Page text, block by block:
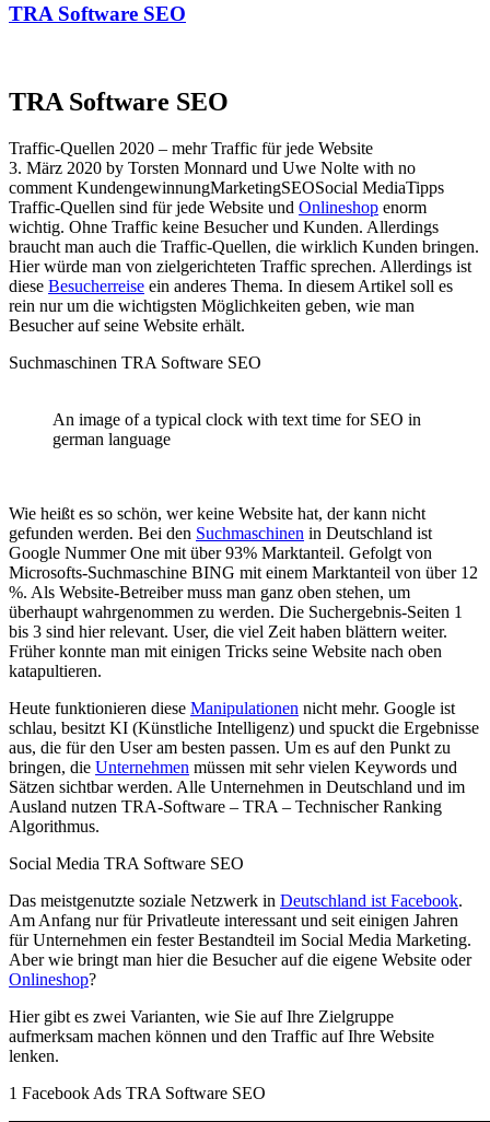
TRA Software SEO
TRA Software SEO
Traffic-Quellen 2020 – mehr Traffic für jede Website
3. März 2020 by Torsten Monnard und Uwe Nolte with no
comment KundengewinnungMarketingSEOSocial MediaTipps
Traffic-Quellen sind für jede Website und Onlineshop enorm
wichtig. Ohne Traffic keine Besucher und Kunden. Allerdings
braucht man auch die Traffic-Quellen, die wirklich Kunden bringen.
Hier würde man von zielgerichteten Traffic sprechen. Allerdings ist
diese Besucherreise ein anderes Thema. In diesem Artikel soll es
rein nur um die wichtigsten Möglichkeiten geben, wie man
Besucher auf seine Website erhält.
Suchmaschinen TRA Software SEO
An image of a typical clock with text time for SEO in
german language
Wie heißt es so schön, wer keine Website hat, der kann nicht
gefunden werden. Bei den Suchmaschinen in Deutschland ist
Google Nummer One mit über 93% Marktanteil. Gefolgt von
Microsofts-Suchmaschine BING mit einem Marktanteil von über 12
%. Als Website-Betreiber muss man ganz oben stehen, um
überhaupt wahrgenommen zu werden. Die Suchergebnis-Seiten 1
bis 3 sind hier relevant. User, die viel Zeit haben blättern weiter.
Früher konnte man mit einigen Tricks seine Website nach oben
katapultieren.
Heute funktionieren diese Manipulationen nicht mehr. Google ist
schlau, besitzt KI (Künstliche Intelligenz) und spuckt die Ergebnisse
aus, die für den User am besten passen. Um es auf den Punkt zu
bringen, die Unternehmen müssen mit sehr vielen Keywords und
Sätzen sichtbar werden. Alle Unternehmen in Deutschland und im
Ausland nutzen TRA-Software – TRA – Technischer Ranking
Algorithmus.
Social Media TRA Software SEO
Das meistgenutzte soziale Netzwerk in Deutschland ist Facebook.
Am Anfang nur für Privatleute interessant und seit einigen Jahren
für Unternehmen ein fester Bestandteil im Social Media Marketing.
Aber wie bringt man hier die Besucher auf die eigene Website oder
Onlineshop?
Hier gibt es zwei Varianten, wie Sie auf Ihre Zielgruppe
aufmerksam machen können und den Traffic auf Ihre Website
lenken.
1 Facebook Ads TRA Software SEO